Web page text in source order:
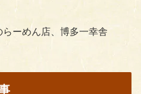
ーめん店、博多一幸舎